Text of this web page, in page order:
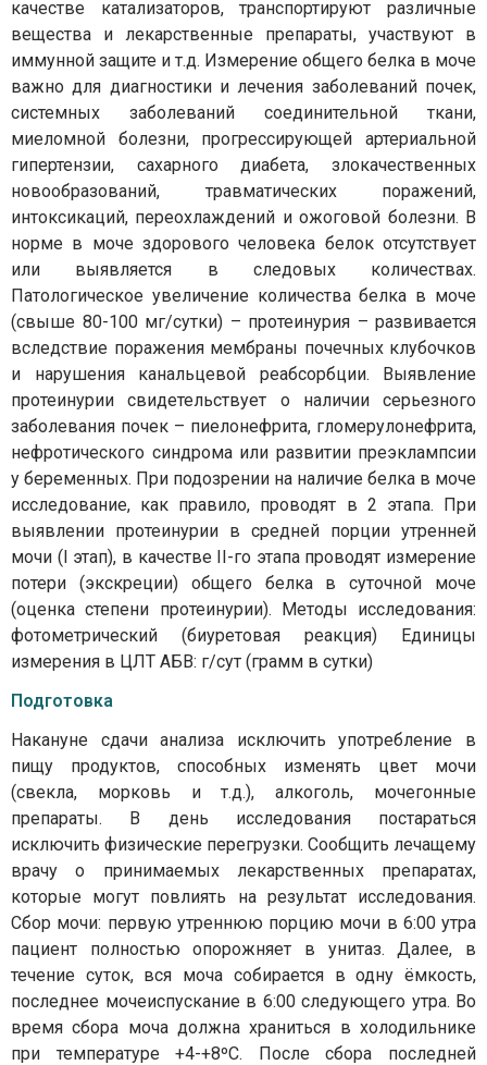
качестве катализаторов, транспортируют различные
вещества и лекарственные препараты, участвуют в
иммунной защите и т.д. Измерение общего белка в моче
важно для диагностики и лечения заболеваний почек,
системных заболеваний соединительной ткани,
миеломной болезни, прогрессирующей артериальной
гипертензии, сахарного диабета, злокачественных
новообразований, травматических поражений,
интоксикаций, переохлаждений и ожоговой болезни. В
норме в моче здорового человека белок отсутствует
или выявляется в следовых количествах.
Патологическое увеличение количества белка в моче
(свыше 80-100 мг/сутки) – протеинурия – развивается
вследствие поражения мембраны почечных клубочков
и нарушения канальцевой реабсорбции. Выявление
протеинурии свидетельствует о наличии серьезного
заболевания почек – пиелонефрита, гломерулонефрита,
нефротического синдрома или развитии преэклампсии
у беременных. При подозрении на наличие белка в моче
исследование, как правило, проводят в 2 этапа. При
выявлении протеинурии в средней порции утренней
мочи (I этап), в качестве II-го этапа проводят измерение
потери (экскреции) общего белка в суточной моче
(оценка степени протеинурии). Методы исследования:
фотометрический (биуретовая реакция) Единицы
измерения в ЦЛТ АБВ: г/сут (грамм в сутки)
Подготовка
Накануне сдачи анализа исключить употребление в
пищу продуктов, способных изменять цвет мочи
(свекла, морковь и т.д.), алкоголь, мочегонные
препараты. В день исследования постараться
исключить физические перегрузки. Сообщить лечащему
врачу о принимаемых лекарственных препаратах,
которые могут повлиять на результат исследования.
Сбор мочи: первую утреннюю порцию мочи в 6:00 утра
пациент полностью опорожняет в унитаз. Далее, в
течение суток, вся моча собирается в одну ёмкость,
последнее мочеиспускание в 6:00 следующего утра. Во
время сбора моча должна храниться в холодильнике
при температуре +4-+8ºС. После сбора последней